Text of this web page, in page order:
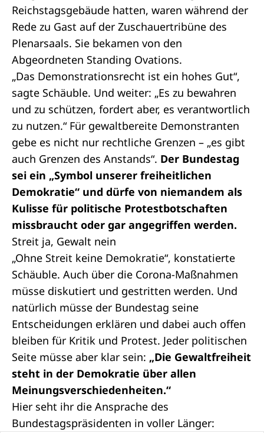
Reichstagsgebäude hatten, waren während der
Rede zu Gast auf der Zuschauertribüne des
Plenarsaals. Sie bekamen von den
Abgeordneten Standing Ovations.
„Das Demonstrationsrecht ist ein hohes Gut“,
sagte Schäuble. Und weiter: „Es zu bewahren
und zu schützen, fordert aber, es verantwortlich
zu nutzen.“ Für gewaltbereite Demonstranten
gebe es nicht nur rechtliche Grenzen – „es gibt
auch Grenzen des Anstands“. Der Bundestag
sei ein „Symbol unserer freiheitlichen
Demokratie“ und dürfe von niemandem als
Kulisse für politische Protestbotschaften
missbraucht oder gar angegriffen werden.
Streit ja, Gewalt nein
„Ohne Streit keine Demokratie“, konstatierte
Schäuble. Auch über die Corona-Maßnahmen
müsse diskutiert und gestritten werden. Und
natürlich müsse der Bundestag seine
Entscheidungen erklären und dabei auch offen
bleiben für Kritik und Protest. Jeder politischen
Seite müsse aber klar sein: „Die Gewaltfreiheit
steht in der Demokratie über allen
Meinungsverschiedenheiten.“
Hier seht ihr die Ansprache des
Bundestagspräsidenten in voller Länger: